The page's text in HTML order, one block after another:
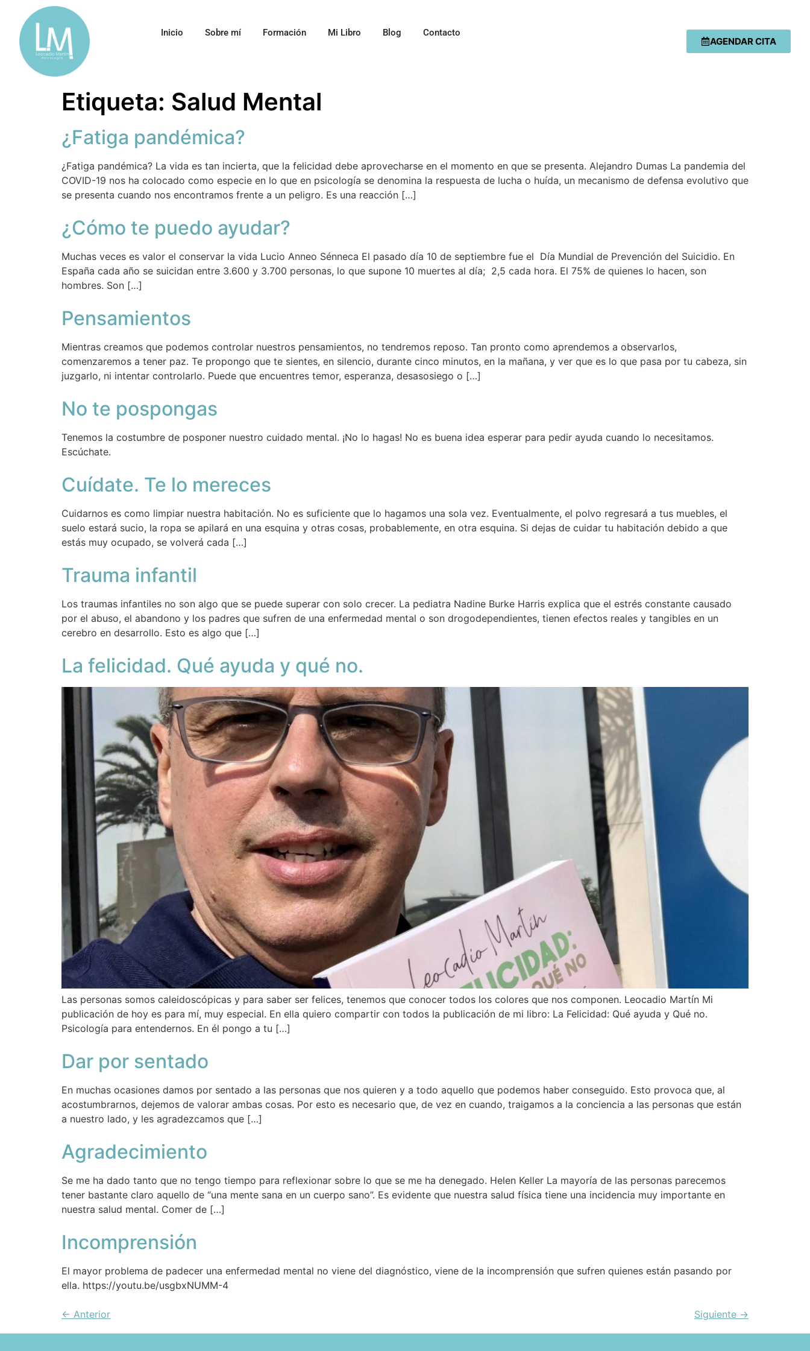
Inicio Sobre mí Formación Mi Libro Blog Contacto
AGENDAR CITA
Etiqueta: Salud Mental
¿Fatiga pandémica?
¿Fatiga pandémica? La vida es tan incierta, que la felicidad debe aprovecharse en el momento en que se presenta. Alejandro Dumas La pandemia del
COVID-19 nos ha colocado como especie en lo que en psicología se denomina la respuesta de lucha o huída, un mecanismo de defensa evolutivo que
se presenta cuando nos encontramos frente a un peligro. Es una reacción […]
¿Cómo te puedo ayudar?
Muchas veces es valor el conservar la vida Lucio Anneo Sénneca El pasado día 10 de septiembre fue el Día Mundial de Prevención del Suicidio. En
España cada año se suicidan entre 3.600 y 3.700 personas, lo que supone 10 muertes al día; 2,5 cada hora. El 75% de quienes lo hacen, son
hombres. Son […]
Pensamientos
Mientras creamos que podemos controlar nuestros pensamientos, no tendremos reposo. Tan pronto como aprendemos a observarlos,
comenzaremos a tener paz. Te propongo que te sientes, en silencio, durante cinco minutos, en la mañana, y ver que es lo que pasa por tu cabeza, sin
juzgarlo, ni intentar controlarlo. Puede que encuentres temor, esperanza, desasosiego o […]
No te pospongas
Tenemos la costumbre de posponer nuestro cuidado mental. ¡No lo hagas! No es buena idea esperar para pedir ayuda cuando lo necesitamos.
Escúchate.
Cuídate. Te lo mereces
Cuidarnos es como limpiar nuestra habitación. No es suficiente que lo hagamos una sola vez. Eventualmente, el polvo regresará a tus muebles, el
suelo estará sucio, la ropa se apilará en una esquina y otras cosas, probablemente, en otra esquina. Si dejas de cuidar tu habitación debido a que
estás muy ocupado, se volverá cada […]
Trauma infantil
Los traumas infantiles no son algo que se puede superar con solo crecer. La pediatra Nadine Burke Harris explica que el estrés constante causado
por el abuso, el abandono y los padres que sufren de una enfermedad mental o son drogodependientes, tienen efectos reales y tangibles en un
cerebro en desarrollo. Esto es algo que […]
La felicidad. Qué ayuda y qué no.
Las personas somos caleidoscópicas y para saber ser felices, tenemos que conocer todos los colores que nos componen. Leocadio Martín Mi
publicación de hoy es para mí, muy especial. En ella quiero compartir con todos la publicación de mi libro: La Felicidad: Qué ayuda y Qué no.
Psicología para entendernos. En él pongo a tu […]
Dar por sentado
En muchas ocasiones damos por sentado a las personas que nos quieren y a todo aquello que podemos haber conseguido. Esto provoca que, al
acostumbrarnos, dejemos de valorar ambas cosas. Por esto es necesario que, de vez en cuando, traigamos a la conciencia a las personas que están
a nuestro lado, y les agradezcamos que […]
Agradecimiento
Se me ha dado tanto que no tengo tiempo para reflexionar sobre lo que se me ha denegado. Helen Keller La mayoría de las personas parecemos
tener bastante claro aquello de “una mente sana en un cuerpo sano”. Es evidente que nuestra salud física tiene una incidencia muy importante en
nuestra salud mental. Comer de […]
Incomprensión
El mayor problema de padecer una enfermedad mental no viene del diagnóstico, viene de la incomprensión que sufren quienes están pasando por
ella. https://youtu.be/usgbxNUMM-4
← Anterior Siguiente →